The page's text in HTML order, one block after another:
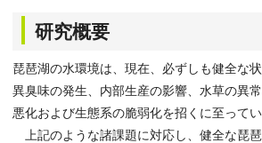
研究概要
琵琶湖の水環境は、現在、必ずしも健全な
異臭味の発生、内部生産の影響、水草の異
悪化および生態系の脆弱化を招くに至ってい
上記のような諸課題に対応し、健全な琵